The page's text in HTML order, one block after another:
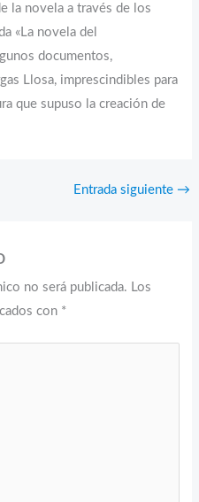
la novela a través de los
«La novela del
documentos,
Llosa, imprescindibles para
que supuso la creación de
Entrada siguiente →
no será publicada. Los
con *